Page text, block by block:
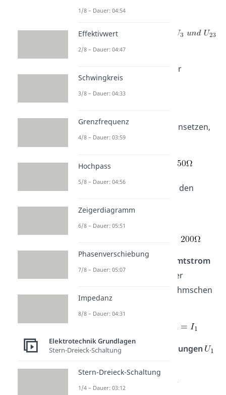
Gesuchtsind somit:
Zuerst berechnen wir den
der
Parallelschaltung:
Wenn wir unsere
einsetzen,
ergibt sich dann:
Daraus ermitteln wir dann den
Reihenschaltung:
Nun können wir den
Gesamtstrom
dieser Reihenschaltung, der
gleichzeitig ist, mit dem Ohmschen
Gesetz berechnen:
Jetzt können wir die
Spannungen
1/8 – Dauer: 04:54
Effektivwert
2/8 – Dauer: 04:47
Schwingkreis
3/8 – Dauer: 04:33
Grenzfrequenz
4/8 – Dauer: 03:59
Hochpass
5/8 – Dauer: 04:56
Zeigerdiagramm
6/8 – Dauer: 05:51
Phasenverschiebung
7/8 – Dauer: 05:07
Impedanz
8/8 – Dauer: 04:31
Elektrotechnik Grundlagen
Stern-Dreieck-Schaltung
Stern-Dreieck-Schaltung
1/4 – Dauer: 03:12